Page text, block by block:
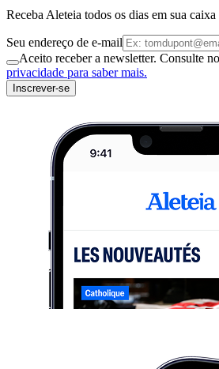
Receba Aleteia todos os dias em sua
Seu endereço de e-mail
Aceito receber a newsletter. Consulte
privacidade para saber mais.
Inscrever-se